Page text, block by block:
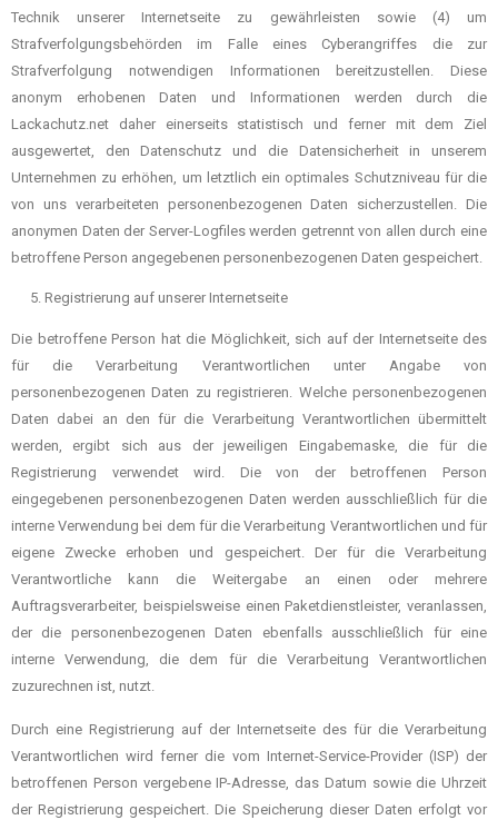
Technik unserer Internetseite zu gewährleisten sowie (4) um
Strafverfolgungsbehörden im Falle eines Cyberangriffes die zur
Strafverfolgung notwendigen Informationen bereitzustellen. Diese
anonym erhobenen Daten und Informationen werden durch die
Lackachutz.net daher einerseits statistisch und ferner mit dem Ziel
ausgewertet, den Datenschutz und die Datensicherheit in unserem
Unternehmen zu erhöhen, um letztlich ein optimales Schutzniveau für die
von uns verarbeiteten personenbezogenen Daten sicherzustellen. Die
anonymen Daten der Server-Logfiles werden getrennt von allen durch eine
betroffene Person angegebenen personenbezogenen Daten gespeichert.
Registrierung auf unserer Internetseite
Die betroffene Person hat die Möglichkeit, sich auf der Internetseite des
für die Verarbeitung Verantwortlichen unter Angabe von
personenbezogenen Daten zu registrieren. Welche personenbezogenen
Daten dabei an den für die Verarbeitung Verantwortlichen übermittelt
werden, ergibt sich aus der jeweiligen Eingabemaske, die für die
Registrierung verwendet wird. Die von der betroffenen Person
eingegebenen personenbezogenen Daten werden ausschließlich für die
interne Verwendung bei dem für die Verarbeitung Verantwortlichen und für
eigene Zwecke erhoben und gespeichert. Der für die Verarbeitung
Verantwortliche kann die Weitergabe an einen oder mehrere
Auftragsverarbeiter, beispielsweise einen Paketdienstleister, veranlassen,
der die personenbezogenen Daten ebenfalls ausschließlich für eine
interne Verwendung, die dem für die Verarbeitung Verantwortlichen
zuzurechnen ist, nutzt.
Durch eine Registrierung auf der Internetseite des für die Verarbeitung
Verantwortlichen wird ferner die vom Internet-Service-Provider (ISP) der
betroffenen Person vergebene IP-Adresse, das Datum sowie die Uhrzeit
der Registrierung gespeichert. Die Speicherung dieser Daten erfolgt vor